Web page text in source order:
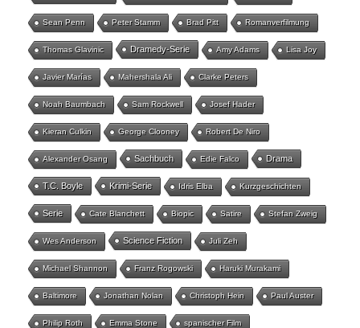
Sean Penn Peter Stamm Brad Pitt Romanverfilmung
Thomas Glavinic Dramedy-Serie Amy Adams Lisa Joy
Javier Marías Mahershala Ali Clarke Peters
Noah Baumbach Sam Rockwell Josef Hader
Kieran Culkin George Clooney Robert De Niro
Alexander Osang Sachbuch Edie Falco Drama
T.C. Boyle Krimi-Serie Idris Elba Kurzgeschichten
Serie Cate Blanchett Biopic Satire Stefan Zweig
Wes Anderson Science Fiction Juli Zeh
Michael Shannon Franz Rogowski Haruki Murakami
Baltimore Jonathan Nolan Christoph Hein Paul Auster
Philip Roth Emma Stone spanischer Film